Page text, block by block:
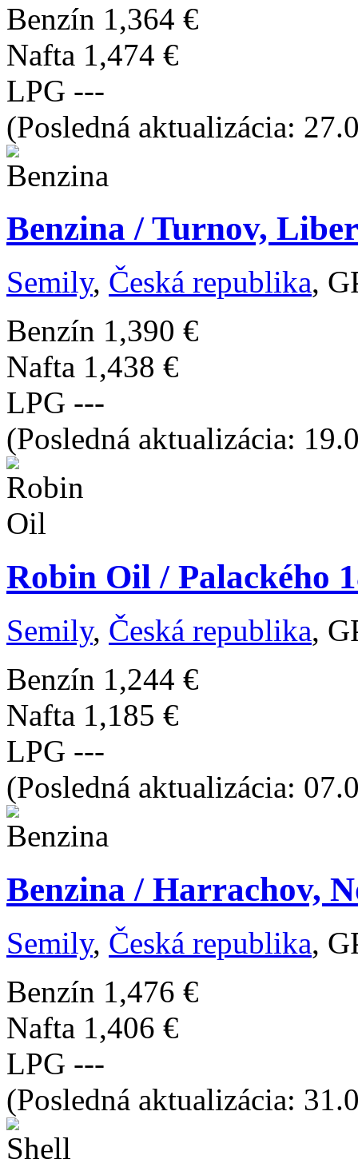
Benzín 1,364 €
Nafta 1,474 €
LPG ---
(Posledná aktualizácia:
Benzina / Turnov,
Semily, Česká republika,
Benzín 1,390 €
Nafta 1,438 €
LPG ---
(Posledná aktualizácia:
Robin Oil / Palackého
Semily, Česká republika,
Benzín 1,244 €
Nafta 1,185 €
LPG ---
(Posledná aktualizácia:
Benzina / Harrachov,
Semily, Česká republika,
Benzín 1,476 €
Nafta 1,406 €
LPG ---
(Posledná aktualizácia: